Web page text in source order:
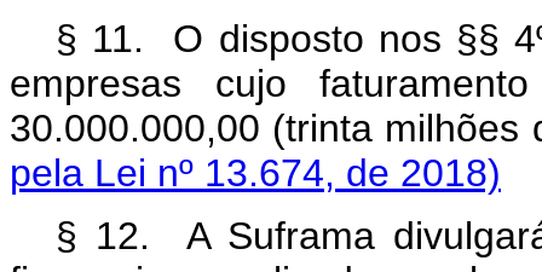
§ 11. O disposto nos §§
empresas cujo
30.000.000,00 (trinta
pela Lei nº 13.674, de 2018)
§ 12. A Suframa